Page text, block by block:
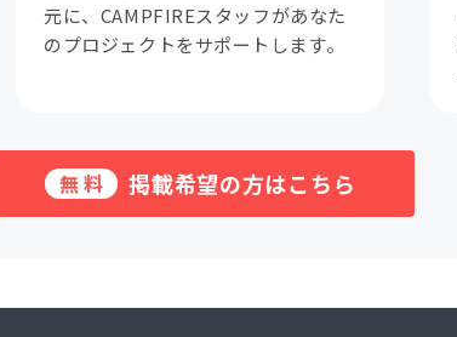
元に、CAMPFIREスタッフがあなた
のプロジェクトをサポートします。
無料 掲載希望の方はこちら